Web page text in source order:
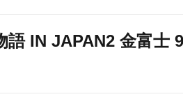
語 IN JAPAN2 金富士